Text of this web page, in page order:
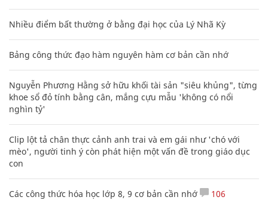
Nhiều điểm bất thường ở bằng đại học của Lý Nhã Kỳ
Bảng công thức đạo hàm nguyên hàm cơ bản cần nhớ
Nguyễn Phương Hằng sở hữu khối tài sản "siêu khủng", từng
khoe sổ đỏ tính bằng cân, mắng cựu mẫu 'không có nổi
nghìn tỷ'
Clip lột tả chân thực cảnh anh trai và em gái như 'chó với
mèo', người tinh ý còn phát hiện một vấn đề trong giáo dục
con
Các công thức hóa học lớp 8, 9 cơ bản cần nhớ 106